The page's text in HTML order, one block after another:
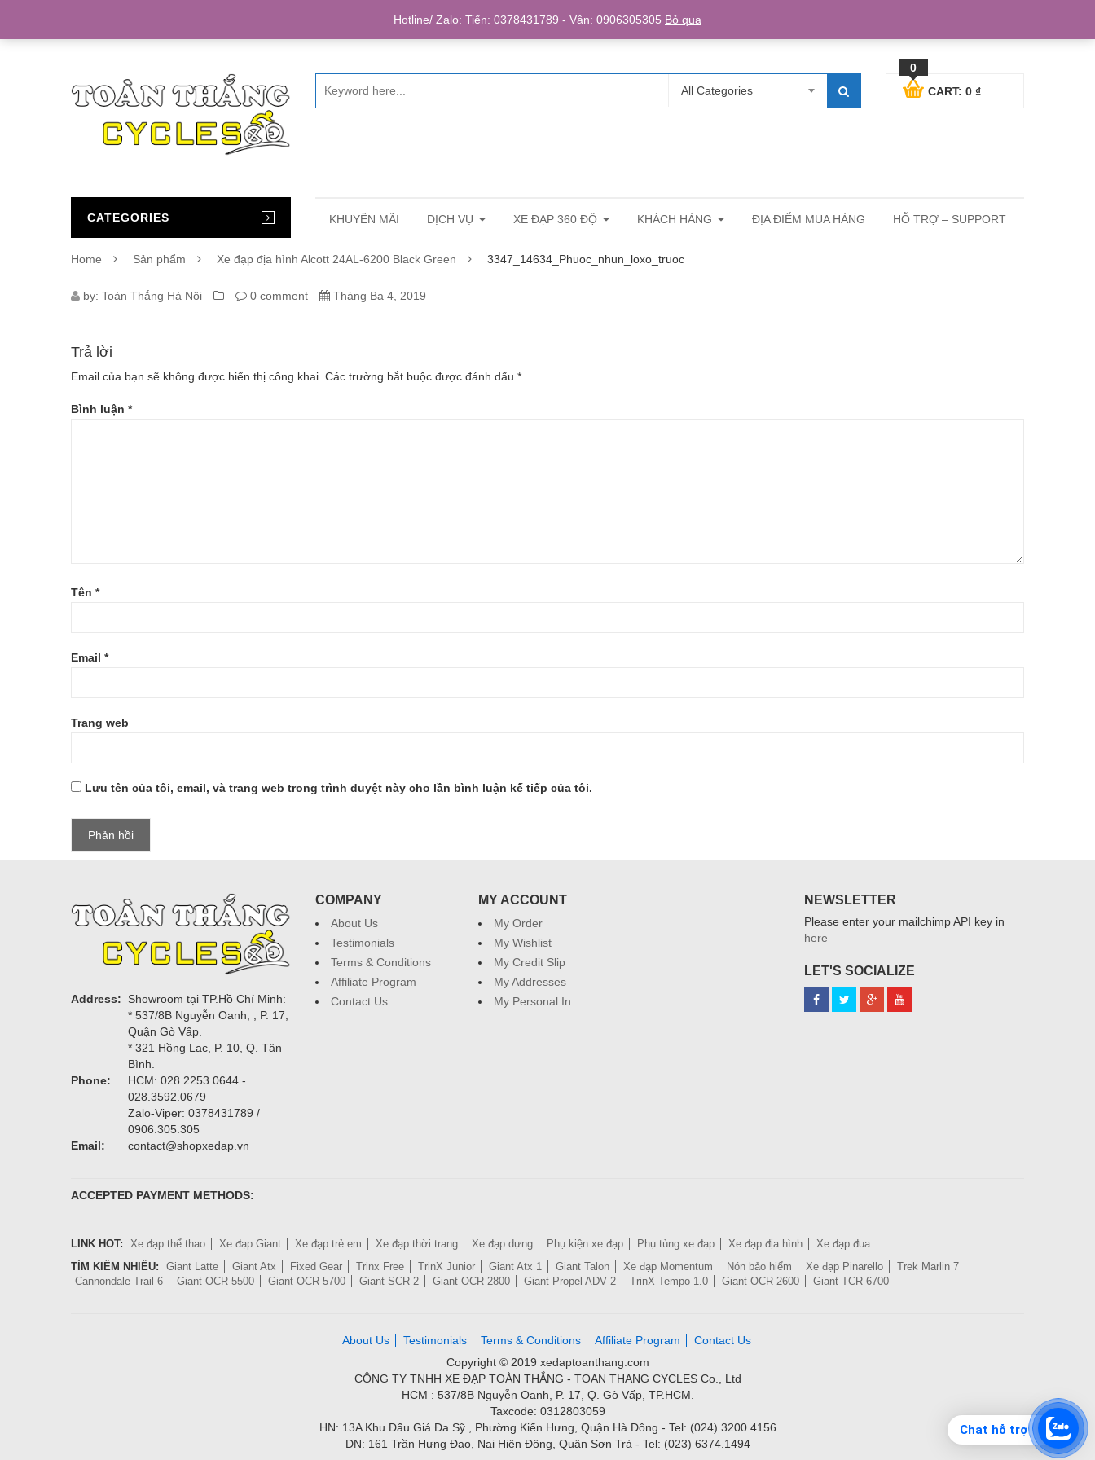
Chat hỗ trợ
Login/Register
All Categories
0
CART: 0 ₫
CATEGORIES KHUYẾN MÃI DỊCH VỤ XE ĐẠP 360 ĐỘ KHÁCH HÀNG ĐỊA ĐIỂM MUA HÀNG HỖ TRỢ – SUPPORT
Home Sản phẩm Xe đạp địa hình Alcott 24AL-6200 Black Green 3347_14634_Phuoc_nhun_loxo_truoc
3347_14634_PHUOC_NHUN_LOXO_TRUOC
by: Toàn Thắng Hà Nội 0 comment Tháng Ba 4, 2019
Trả lời
Email của bạn sẽ không được hiển thị công khai. Các trường bắt buộc được đánh dấu *
Bình luận *
Tên *
Email *
Trang web
Lưu tên của tôi, email, và trang web trong trình duyệt này cho lần bình luận kế tiếp của tôi.
Address:
Showroom tại TP.Hồ Chí Minh:
* 537/8B Nguyễn Oanh, , P. 17,
Quận Gò Vấp.
* 321 Hồng Lạc, P. 10, Q. Tân
Bình.
Phone:
HCM: 028.2253.0644 -
028.3592.0679
Zalo-Viper: 0378431789 /
0906.305.305
Email:
contact@shopxedap.vn
COMPANY
About Us
Testimonials
Terms & Conditions
Affiliate Program
Contact Us
MY ACCOUNT
My Order
My Wishlist
My Credit Slip
My Addresses
My Personal In
NEWSLETTER
Please enter your mailchimp API key in
here
LET'S SOCIALIZE
ACCEPTED PAYMENT METHODS:
LINK HOT: Xe đạp thể thao Xe đạp Giant Xe đạp trẻ em Xe đạp thời trang Xe đạp dựng Phụ kiện xe đạp Phụ tùng xe đạp Xe đạp địa hình
Xe đạp đua
TÌM KIẾM NHIỀU:
Giant Latte Giant Atx Fixed Gear Trinx Free TrinX Junior Giant Atx 1 Giant Talon Xe đạp Momentum Nón bảo hiểm Xe đạp Pinarello
Trek Marlin 7
Cannondale Trail 6
Giant OCR 5500 Giant OCR 5700 Giant SCR 2 Giant OCR 2800 Giant Propel ADV 2 TrinX Tempo 1.0 Giant OCR 2600 Giant TCR 6700
About Us Testimonials Terms & Conditions Affiliate Program
Contact Us
Copyright © 2019 xedaptoanthang.com
CÔNG TY TNHH XE ĐẠP TOÀN THẮNG - TOAN THANG CYCLES Co., Ltd
HCM : 537/8B Nguyễn Oanh, P. 17, Q. Gò Vấp, TP.HCM.
Taxcode: 0312803059
HN: 13A Khu Đấu Giá Đa Sỹ , Phường Kiến Hưng, Quận Hà Đông - Tel: (024) 3200 4156
DN: 161 Trần Hưng Đạo, Nại Hiên Đông, Quận Sơn Trà - Tel: (023) 6374.1494
Hotline/ Zalo: Tiến: 0378431789 - Vân: 0906305305 Bỏ qua